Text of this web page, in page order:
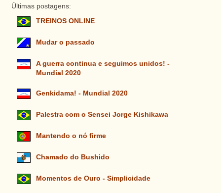
Últimas postagens:
TREINOS ONLINE
Mudar o passado
A guerra continua e seguimos unidos! -
Mundial 2020
Genkidama! - Mundial 2020
Palestra com o Sensei Jorge Kishikawa
Mantendo o nó firme
Chamado do Bushido
Momentos de Ouro - Simplicidade